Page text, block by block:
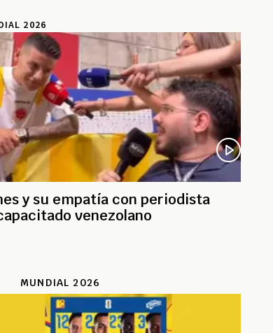
2026
y su empatía con periodista
venezolano
MUNDIAL 2026